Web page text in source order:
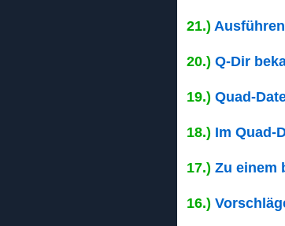
21.)
20.) Q-Dir
19.) Quad-
18.) Im Quad-
17.) Zu einem
16.)